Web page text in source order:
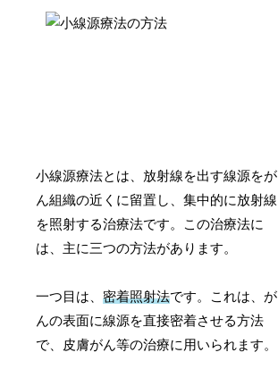
小線源療法とは、放射線を出す線源をが
ん組織の近くに留置し、集中的に放射線
を照射する治療法です。この治療法に
は、主に三つの方法があります。
一つ目は、密着照射法です。これは、が
んの表面に線源を直接密着させる方法
で、皮膚がん等の治療に用いられます。